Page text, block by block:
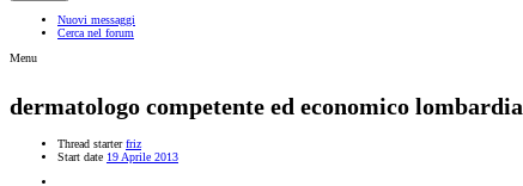
Nuovi messaggi
Cerca nel forum
Menu
dermatologo competente ed economico lombardia
Thread starter friz
Start date 19 Aprile 2013